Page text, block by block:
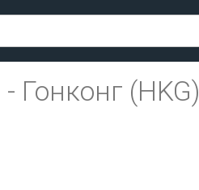
- Гонконг (HKG)